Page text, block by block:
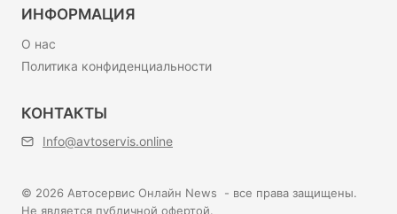
ИНФОРМАЦИЯ
О нас
Политика конфиденциальности
КОНТАКТЫ
Info@avtoservis.online
© 2026 Автосервис Онлайн News - все права защищены.
Не является публичной офертой.